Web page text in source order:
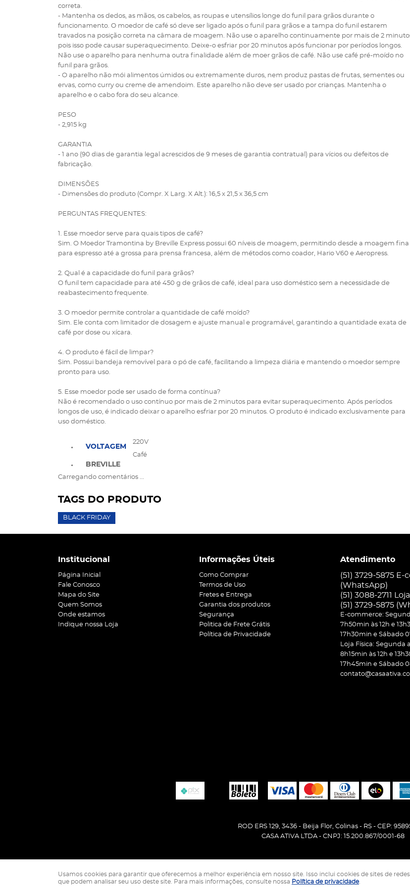
correta.
- Mantenha os dedos, as mãos, os cabelos, as roupas e utensílios longe do funil para grãos durante o
funcionamento. O moedor de café só deve ser ligado após o funil para grãos e a tampa do funil estarem
travados na posição correta na câmara de moagem. Não use o aparelho continuamente por mais de 2
pois isso pode causar superaquecimento. Deixe-o esfriar por 20 minutos após funcionar por períodos longos.
Não use o aparelho para nenhuma outra finalidade além de moer grãos de café. Não use café pré-moído no
funil para grãos.
- O aparelho não mói alimentos úmidos ou extremamente duros, nem produz pastas de frutas, sementes ou
ervas, como curry ou creme de amendoim. Este aparelho não deve ser usado por crianças. Mantenha o
aparelho e o cabo fora do seu alcance.
PESO
- 2,915 kg
GARANTIA
- 1 ano (90 dias de garantia legal acrescidos de 9 meses de garantia contratual) para vícios ou defeitos de
fabricação.
DIMENSÕES
- Dimensões do produto (Compr. X Larg. X Alt.): 16,5 x 21,5 x 36,5 cm
PERGUNTAS FREQUENTES:
1. Esse moedor serve para quais tipos de café?
Sim. O Moedor Tramontina by Breville Express possui 60 níveis de moagem, permitindo desde a moagem fina
para espresso até a grossa para prensa francesa, além de métodos como coador, Hario V60 e Aeropress.
2. Qual é a capacidade do funil para grãos?
O funil tem capacidade para até 450 g de grãos de café, ideal para uso doméstico sem a necessidade de
reabastecimento frequente.
3. O moedor permite controlar a quantidade de café moído?
Sim. Ele conta com limitador de dosagem e ajuste manual e programável, garantindo a quantidade exata de
café por dose ou xícara.
4. O produto é fácil de limpar?
Sim. Possui bandeja removível para o pó de café, facilitando a limpeza diária e mantendo o moedor sempre
pronto para uso.
5. Esse moedor pode ser usado de forma contínua?
Não é recomendado o uso contínuo por mais de 2 minutos para evitar superaquecimento. Após períodos
longos de uso, é indicado deixar o aparelho esfriar por 20 minutos. O produto é indicado exclusivamente para
uso doméstico.
VOLTAGEM
BREVILLE
220V
Café
Carregando comentários ...
TAGS DO PRODUTO
BLACK FRIDAY
Institucional
Página Inicial
Fale Conosco
Mapa do Site
Quem Somos
Onde estamos
Indique nossa Loja
Informações Úteis
Como Comprar
Termos de Uso
Fretes e Entrega
Garantia dos produtos
Segurança
Politica de Frete Grátis
Política de Privacidade
Atendimento
(51) 3729-5875
(WhatsApp)
(51) 3088-2711
(51) 3729-5875
E-commerce:
7h50min às 12h e
17h30min e Sábado
Loja Física: Segunda
8h15min às 12h e
17h45min e Sábado
ROD ERS 129, 3436- Beija Flor, Colinas- RS- CEP:
CASA ATIVA LTDA - CNPJ: 15.200.867/0001-68
LOJA VIRTUAL CRIADA POR
Usamos cookies para garantir que oferecemos a melhor experiência em nosso site. Isso inclui cookies de sites de
que podem analisar seu uso deste site. Para mais informações, consulte nossa Política de privacidade.